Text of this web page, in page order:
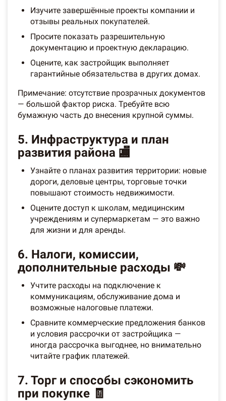
Изучите завершённые проекты компании и
отзывы реальных покупателей.
Просите показать разрешительную
документацию и проектную декларацию.
Оцените, как застройщик выполняет
гарантийные обязательства в других домах.
Примечание: отсутствие прозрачных документов
— большой фактор риска. Требуйте всю
бумажную часть до внесения крупной суммы.
5. Инфраструктура и план
развития района 🏬
Узнайте о планах развития территории: новые
дороги, деловые центры, торговые точки
повышают стоимость недвижимости.
Оцените доступ к школам, медицинским
учреждениям и супермаркетам — это важно
для жизни и для аренды.
6. Налоги, комиссии,
дополнительные расходы 💸
Учтите расходы на подключение к
коммуникациям, обслуживание дома и
возможные налоговые платежи.
Сравните коммерческие предложения банков
и условия рассрочки от застройщика —
иногда рассрочка выгоднее, но внимательно
читайте график платежей.
7. Торг и способы сэкономить
при покупке 🧾